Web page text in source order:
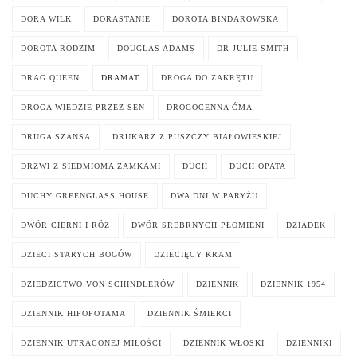
DORA WILK DORASTANIE DOROTA BINDAROWSKA
DOROTA RODZIM DOUGLAS ADAMS DR JULIE SMITH
DRAG QUEEN DRAMAT DROGA DO ZAKRĘTU
DROGA WIEDZIE PRZEZ SEN DROGOCENNA ĆMA
DRUGA SZANSA DRUKARZ Z PUSZCZY BIAŁOWIESKIEJ
DRZWI Z SIEDMIOMA ZAMKAMI DUCH DUCH OPATA
DUCHY GREENGLASS HOUSE DWA DNI W PARYŻU
DWÓR CIERNI I RÓŻ DWÓR SREBRNYCH PŁOMIENI DZIADEK
DZIECI STARYCH BOGÓW DZIECIĘCY KRAM
DZIEDZICTWO VON SCHINDLERÓW DZIENNIK DZIENNIK 1954
DZIENNIK HIPOPOTAMA DZIENNIK ŚMIERCI
DZIENNIK UTRACONEJ MIŁOŚCI DZIENNIK WŁOSKI DZIENNIKI